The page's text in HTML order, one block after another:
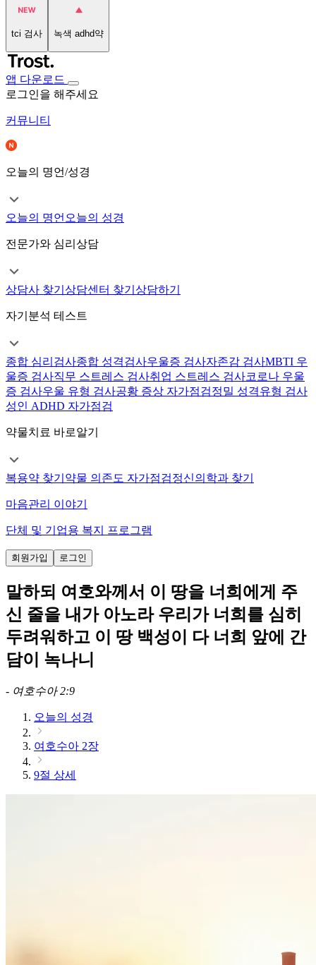
tci 검사 녹색 adhd약
앱 다운로드
로그인을 해주세요
커뮤니티
오늘의 명언/성경
오늘의 명언 오늘의 성경
전문가와 심리상담
상담사 찾기 상담센터 찾기 상담하기
자기분석 테스트
종합 심리검사종합 성격검사우울증 검사자존감 검사MBTI 우
울증 검사직무 스트레스 검사취업 스트레스 검사코로나 우울
증 검사우울 유형 검사공황 증상 자가점검정밀 성격유형 검사
성인 ADHD 자가점검
약물치료 바로알기
복용약 찾기 약물 의존도 자가점검정신의학과 찾기
마음관리 이야기
단체 및 기업용 복지 프로그램
회원가입 로그인
말하되 여호와께서 이 땅을 너희에게 주
신 줄을 내가 아노라 우리가 너희를 심히
두려워하고 이 땅 백성이 다 너희 앞에 간
담이 녹나니
- 여호수아 2:9
오늘의 성경
여호수아 2장
9절 상세